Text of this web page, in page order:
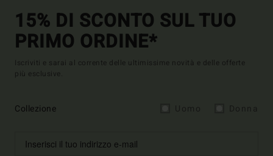
15% DI SCONTO SUL TUO
PRIMO ORDINE*
Iscriviti e sarai al corrente delle ultimissime novità e delle offerte
più esclusive.
Collezione